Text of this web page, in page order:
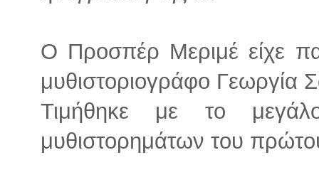
Ο Προσπέρ Μεριμέ είχε
μυθιστοριογράφο Γεωργία
Τιμήθηκε με το
μυθιστορημάτων του